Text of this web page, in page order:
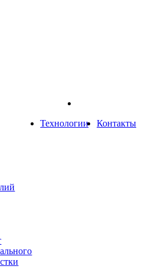
Технологии Контакты